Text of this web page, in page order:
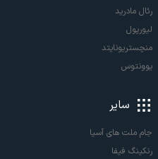
رئال مادرید
لیورپول
منچستریونایتد
یوونتوس
سایر
جام ملت های آسیا
رنکینگ فیفا